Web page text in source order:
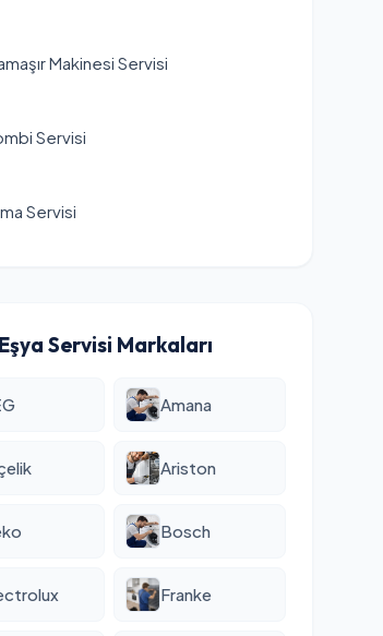
Makinesi Servisi
Servisi
Servisi
Servisi Markaları
Amana
Ariston
Bosch
Franke